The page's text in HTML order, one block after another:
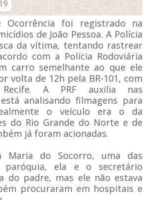
Ocorrência foi registrado na
de João Pessoa. A Polícia
da vítima, tentando rastrear
com a Polícia Rodoviária
carro semelhante ao que ele
volta de 12h pela BR-101, com
A PRF auxilia nas
analisando filmagens para
o veículo era o da
do Rio Grande do Norte e de
já foram acionadas.
Maria do Socorro, uma das
paróquia, ela e o secretário
do padre, mas ele não estava
procuraram em hospitais e